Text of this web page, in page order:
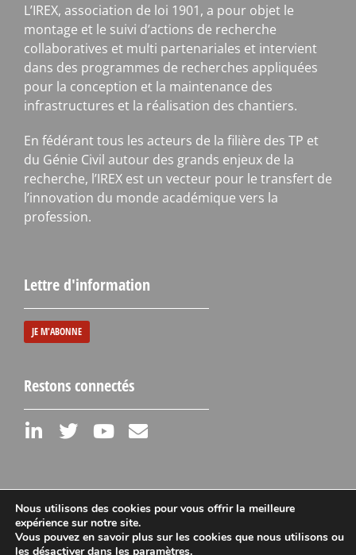
L’IREX, association de loi 1901, a pour objet le
montage et le suivi d’actions de recherche
collaboratives et multi partenariales et intervient
dans des programmes de recherches appliquées
pour la conception et la maintenance des
infrastructures et la réalisation des chantiers.
En fédérant tous les acteurs de la filière des TP et
du Génie Civil autour des grands enjeux de la
recherche, l’IREX est un vecteur pour le transfert de
l’innovation du monde académique vers la
profession.
Lettre d'information
JE M'ABONNE
Restons connectés
Mentions légales
Nous utilisons des cookies pour vous offrir la meilleure
expérience sur notre site.
Vous pouvez en savoir plus sur les cookies que nous utilisons ou
les désactiver dans les paramètres.